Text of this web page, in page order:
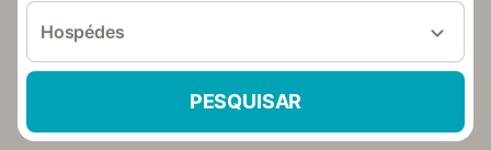
Hospédes
PESQUISAR